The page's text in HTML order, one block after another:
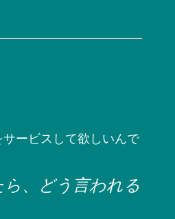
サービスして欲しいんで
、
どう言われる